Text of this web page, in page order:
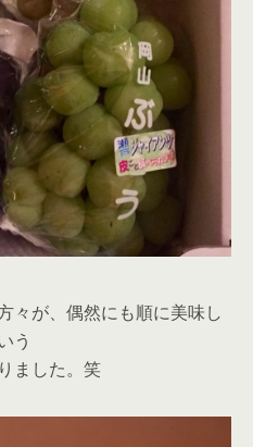
々が、偶然にも順に美味し
う
ました。笑